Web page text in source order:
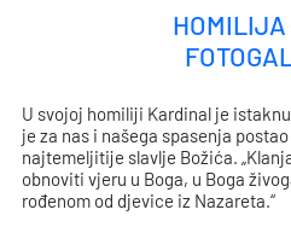
U svojoj homiliji Kardinal je
je za nas i našega spasenja
najtemeljitije slavlje Božića.
obnoviti vjeru u Boga, u Boga
rođenom od djevice iz Nazareta.“